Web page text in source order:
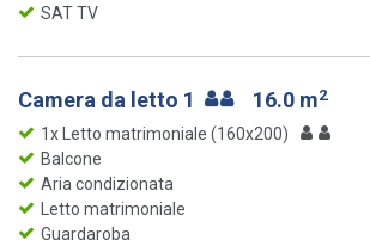
SAT TV
Camera da letto 1 16.0 m2
1x Letto matrimoniale (160x200)
Balcone
Aria condizionata
Letto matrimoniale
Guardaroba